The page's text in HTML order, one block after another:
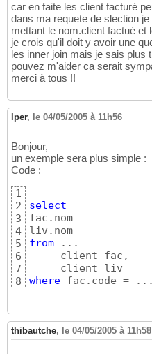
car en faite les client facturé
dans ma requete de slection
mettant le nom.client factué et
je crois qu'il doit y avoir une
les inner join mais je sais plus
pouvez m'aider ca serait
merci à tous !!
lper, le 04/05/2005 à 11h56
Bonjour,
un exemple sera plus simple :
Code :
1
2
3
4
5
6
7
8
select
fac.nom
from ...
     client fac,
where fac.code =
thibautche, le 04/05/2005 à 11h58